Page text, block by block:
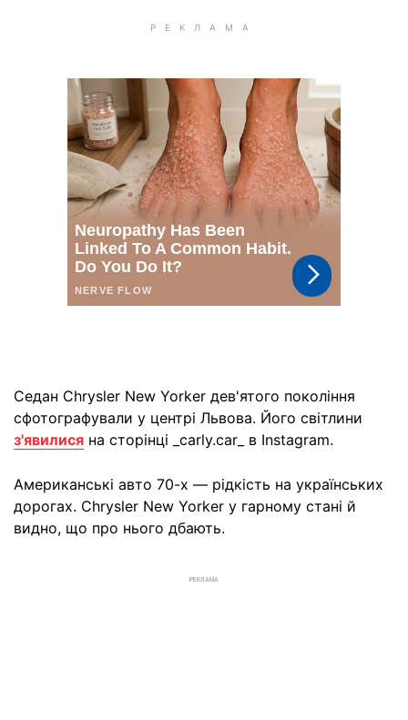
Седан Chrysler New Yorker дев'ятого покоління
сфотографували у центрі Львова. Його світлини
з'явилися на сторінці _carly.car_ в Instagram.
Американські авто 70-х — рідкість на українських
дорогах. Chrysler New Yorker у гарному стані й
видно, що про нього дбають.
РЕКЛАМА